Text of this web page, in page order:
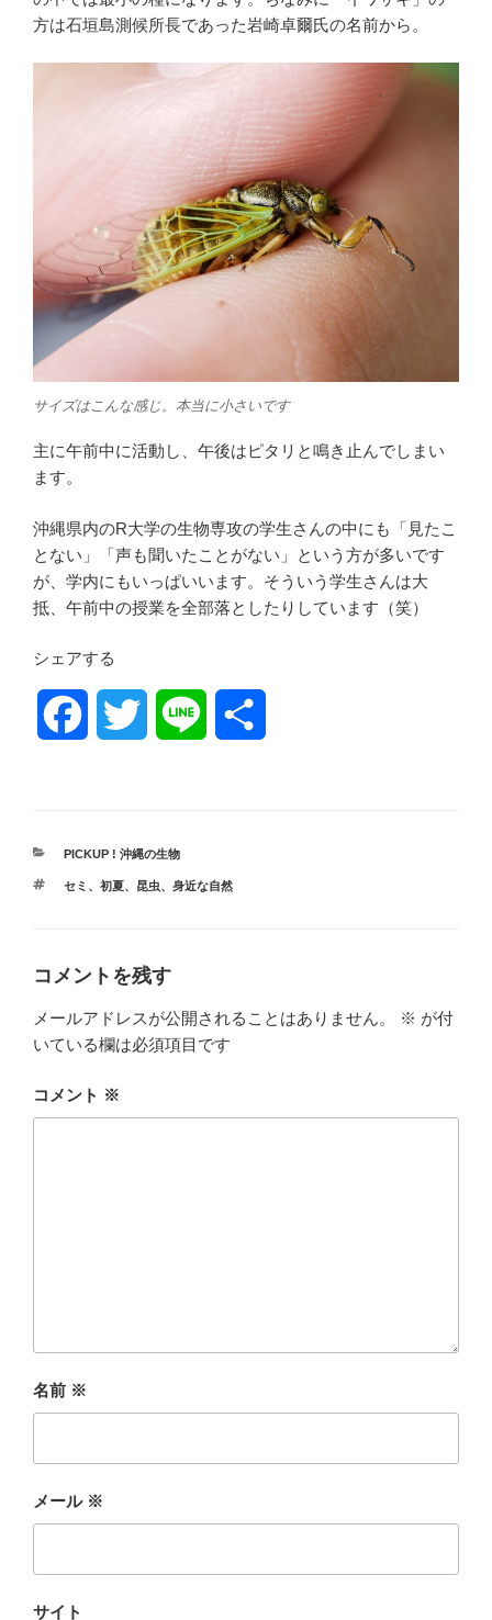
方は石垣島測候所長であった岩崎卓爾氏の名前から。
サイズはこんな感じ。本当に小さいです
主に午前中に活動し、午後はピタリと鳴き止んでしまい
ます。
沖縄県内のR大学の生物専攻の学生さんの中にも「見たこ
とない」「声も聞いたことがない」という方が多いです
が、学内にもいっぱいいます。そういう学生さんは大
抵、午前中の授業を全部落としたりしています（笑）
シェアする
o
t
e
r
カ
ゴ
PICKUP ! 沖縄の生物
タ
セミ 、 初夏、 昆虫、 身近な自然
コメントを残す
メールアドレスが公開されることはありません。 ※ が付
いている欄は必須項目です
コメント ※
名前 ※
メール ※
サイト